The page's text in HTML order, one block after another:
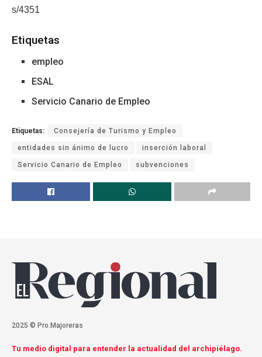
s/4351
Etiquetas
empleo
ESAL
Servicio Canario de Empleo
Etiquetas: Consejería de Turismo y Empleo
entidades sin ánimo de lucro inserción laboral
Servicio Canario de Empleo subvenciones
2025 © Pro.Majoreras
Tu medio digital para entender la actualidad del archipiélago.